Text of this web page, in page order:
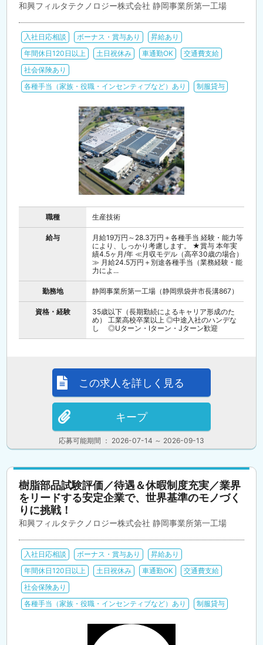
和興フィルタテクノロジー株式会社 静岡事業所第一工場
入社日応相談 ボーナス・賞与あり
昇給あり
年間休日120日以上
土日祝休み 車通勤OK
交通費支給
社会保険あり
各種手当（家族・役職・インセンティブなど）あり
制服貸与
職種 生産技術
給与
月給19万円～28.3万円＋各種手当 経験・能力等
により、しっかり考慮します。 ★賞与 本年実
績4.5ヶ月/年 ≪月収モデル（高卒30歳の場合）
≫ 月給24.5万円＋別途各種手当（業務経験・能
力によ...
勤務地 静岡事業所第一工場（静岡県袋井市長溝867）
資格・経験
35歳以下（長期勤続によるキャリア形成のた
め） 工業高校卒業以上 ◎中途入社のハンデな
し ◎Uターン・Iターン・Jターン歓迎
応募可能期間 ： 2026-07-14 ～ 2026-09-13
この求人を詳しく見る
キープ
樹脂部品試験評価／待遇＆休暇制度充実／業界
をリードする安定企業で、世界基準のモノづく
りに挑戦！
和興フィルタテクノロジー株式会社 静岡事業所第一工場
入社日応相談 ボーナス・賞与あり
昇給あり
年間休日120日以上
土日祝休み 車通勤OK
交通費支給
社会保険あり
各種手当（家族・役職・インセンティブなど）あり
制服貸与